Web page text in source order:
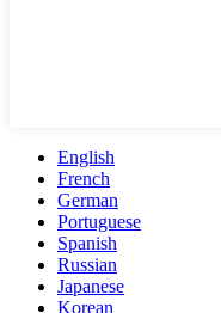
English
French
German
Portuguese
Spanish
Russian
Japanese
Korean